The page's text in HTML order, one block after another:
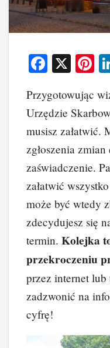
F
c
e
b
o
o
k
X
Pi
e
st
Przygotowując
Urzędzie
musisz załatwić.
zgłoszenia
zaświadczenie.
załatwić
może być wtedy
zdecydujesz się
termin. Kolejka
przekroczeniu
przez internet
zadzwonić na
cyfrę!